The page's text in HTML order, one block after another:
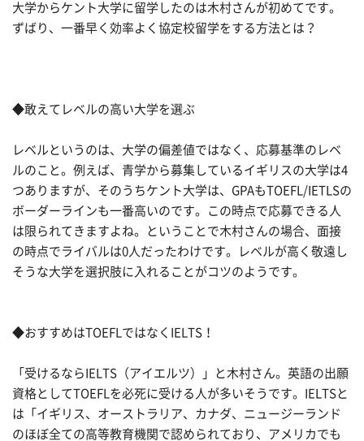
大学からケント大学に留学したのは木村さんが初めてです。
ずばり、一番早く効率よく協定校留学をする方法とは？
◆敢えてレベルの高い大学を選ぶ
レベルというのは、大学の偏差値ではなく、応募基準のレベ
ルのこと。例えば、青学から募集しているイギリスの大学は4
つありますが、そのうちケント大学は、GPAもTOEFL/IETLSの
ボーダーラインも一番高いのです。この時点で応募できる人
は限られてきますよね。ということで木村さんの場合、面接
の時点でライバルは0人だったわけです。レベルが高く敬遠し
そうな大学を選択肢に入れることがコツのようです。
◆おすすめはTOEFLではなくIELTS！
「受けるならIELTS（アイエルツ）」と木村さん。英語の出願
資格としてTOEFLを必死に受ける人が多いそうです。IELTSと
は「イギリス、オーストラリア、カナダ、ニュージーランド
のほぼ全ての高等教育機関で認められており、アメリカでも